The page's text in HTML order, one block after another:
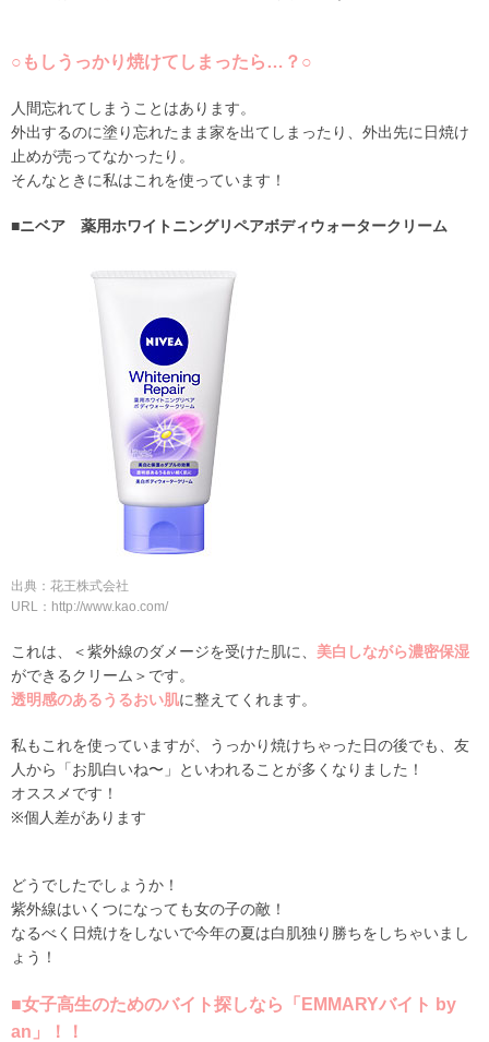
○もしうっかり焼けてしまったら…？○
人間忘れてしまうことはあります。
外出するのに塗り忘れたまま家を出てしまったり、外出先に日焼け
止めが売ってなかったり。
そんなときに私はこれを使っています！
■ニベア 薬用ホワイトニングリペアボディウォータークリーム
出典：花王株式会社
URL：http://www.kao.com/
これは、＜紫外線のダメージを受けた肌に、 美白しながら濃密保湿
ができるクリーム＞です。
透明感のあるうるおい肌に整えてくれます。
私もこれを使っていますが、うっかり焼けちゃった日の後でも、友
人から「お肌白いね〜」といわれることが多くなりました！
オススメです！
※個人差があります
どうでしたでしょうか！
紫外線はいくつになっても女の子の敵！
なるべく日焼けをしないで今年の夏は白肌独り勝ちをしちゃいまし
ょう！
■女子高生のためのバイト探しなら「EMMARYバイト by
an」！！